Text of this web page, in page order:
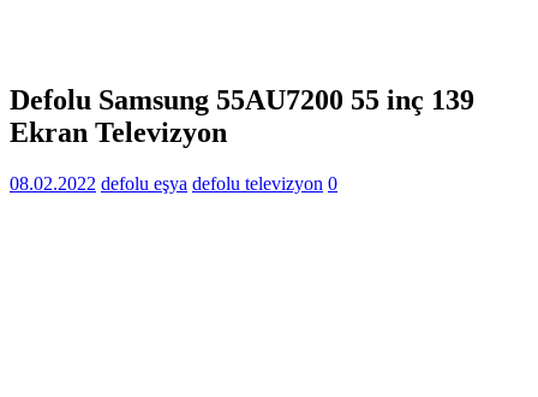
Defolu Samsung 55AU7200 55 inç 139
Ekran Televizyon
08.02.2022 defolu eşya defolu televizyon 0